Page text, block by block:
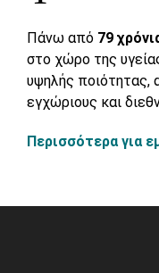
Πάνω από 79
στο χώρο της
υψηλής ποιότητας,
εγχώριους και
Περισσότερα για